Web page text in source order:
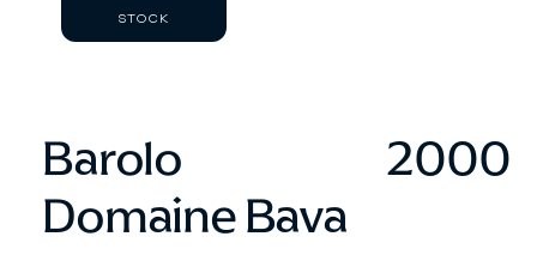
Barolo 2000
Domaine Bava
STOCK